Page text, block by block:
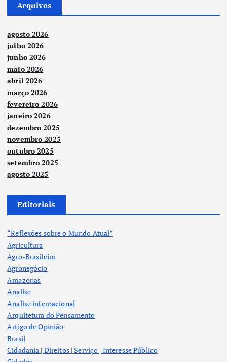
Arquivos
agosto 2026
julho 2026
junho 2026
maio 2026
abril 2026
março 2026
fevereiro 2026
janeiro 2026
dezembro 2025
novembro 2025
outubro 2025
setembro 2025
agosto 2025
Editoriais
“Reflexões sobre o Mundo Atual”
Agricultura
Agro-Brasileiro
Agronegócio
Amazonas
Analise
Analise internacional
Arquitetura do Pensamento
Artigo de Opinião
Brasil
Cidadania | Direitos | Serviço | Interesse Público